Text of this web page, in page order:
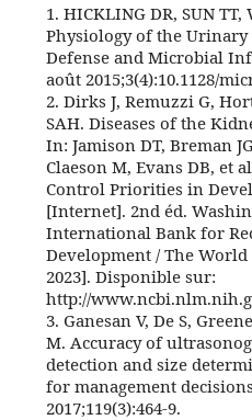
1. HICKLING DR, SUN
Physiology of the
Defense and Microbial
août 2015;3(4):10.1128/
2. Dirks J, Remuzzi G,
SAH. Diseases of the
In: Jamison DT, Breman
Claeson M, Evans DB, et
Control Priorities in
[Internet]. 2nd éd.
International Bank for
Development / The
2023]. Disponible sur:
http://
3. Ganesan V, De S,
M. Accuracy of
detection and size
for management
2017;119(3):464‑9.